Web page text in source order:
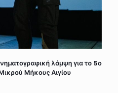
λάμψη για το 5ο
Μήκους Αιγίου